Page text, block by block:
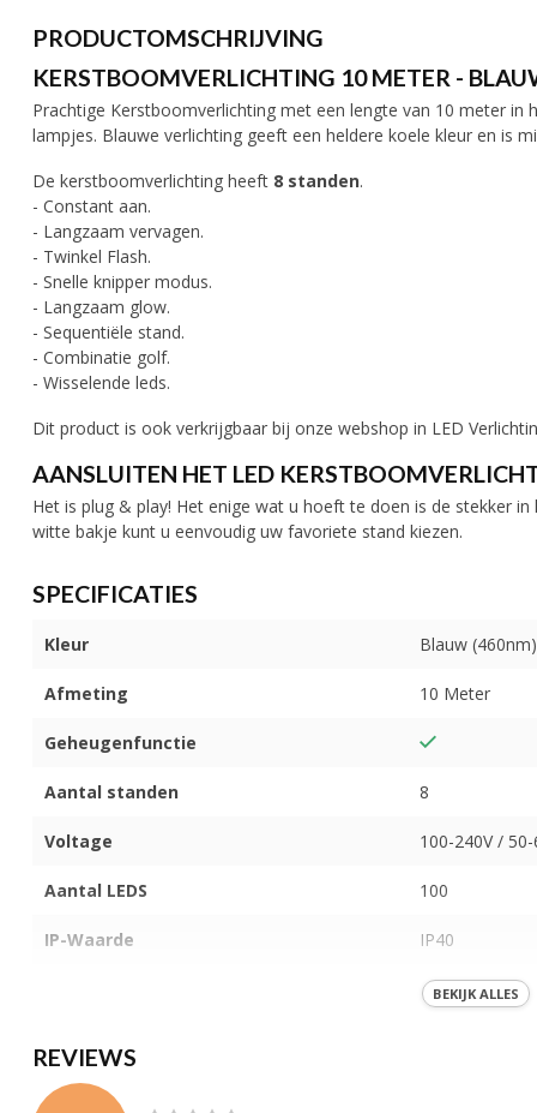
PRODUCTOMSCHRIJVING
KERSTBOOMVERLICHTING 10 METER -
Prachtige Kerstboomverlichting met een lengte van 10 meter in
lampjes. Blauwe verlichting geeft een heldere koele kleur en is
De kerstboomverlichting heeft 8 standen.
- Constant aan.
- Langzaam vervagen.
- Twinkel Flash.
- Snelle knipper modus.
- Langzaam glow.
- Sequentiële stand.
- Combinatie golf.
- Wisselende leds.
Dit product is ook verkrijgbaar bij onze webshop in LED
AANSLUITEN HET LED
Het is plug & play! Het enige wat u hoeft te doen is de stekker
witte bakje kunt u eenvoudig uw favoriete stand kiezen.
SPECIFICATIES
Kleur Blauw (460nm)
Afmeting 10 Meter
Geheugenfunctie
Aantal standen 8
Voltage 100-240V /
Aantal LEDS 100
IP-Waarde IP40
Gewicht
BEKIJK ALLES
REVIEWS